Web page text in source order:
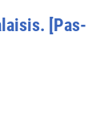
[Pas-